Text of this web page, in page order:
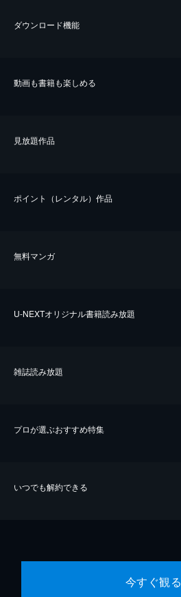
ダウンロード機能
動画も書籍も楽しめる
⾒放題作品
ポイント（レンタル）作品
無料マンガ
U-NEXTオリジナル書籍読み放題
雑誌読み放題
プロが選ぶおすすめ特集
いつでも解約できる
今すぐ観る